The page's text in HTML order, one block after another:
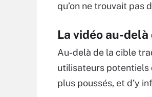
qu’on ne trouvait pas
La vidéo au-
Au-delà de la cible
utilisateurs potentiels
plus poussés, et d’y